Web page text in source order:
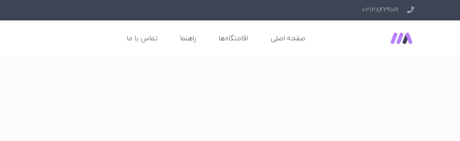
02128429109
صفحه اصلی اقامتگاه‌ها راهنما تماس با ما